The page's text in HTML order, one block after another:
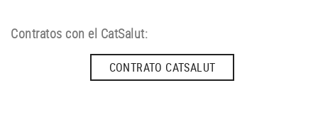
Contratos con el CatSalut:
CONTRATO CATSALUT